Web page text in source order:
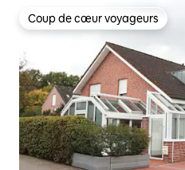
Coup de cœur voyageurs
Coup de cœur voyageurs